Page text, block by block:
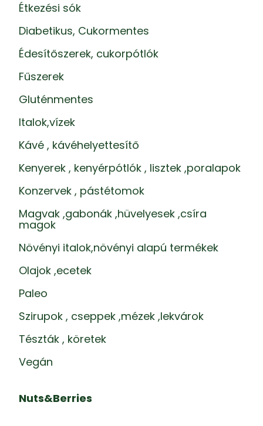
Étkezési sók
Diabetikus, Cukormentes
Édesítőszerek, cukorpótlók
Fűszerek
Gluténmentes
Italok,vízek
Kávé , kávéhelyettesítő
Kenyerek , kenyérpótlók , lisztek ,poralapok
Konzervek , pástétomok
Magvak ,gabonák ,hüvelyesek ,csíra
magok
Növényi italok,növényi alapú termékek
Olajok ,ecetek
Paleo
Szirupok , cseppek ,mézek ,lekvárok
Tészták , köretek
Vegán
Nuts&Berries